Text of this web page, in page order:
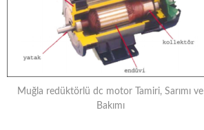
Muğla redüktörlü dc motor Tamiri, Sarımı ve
Bakımı